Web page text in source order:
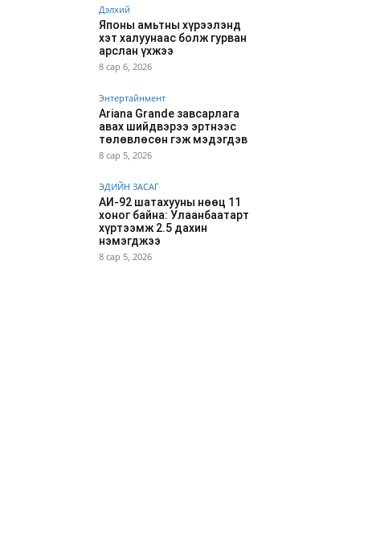
Дэлхий
Японы амьтны хүрээлэнд
хэт халуунаас болж гурван
арслан үхжээ
8 сар 6, 2026
Энтертайнмент
Ariana Grande завсарлага
авах шийдвэрээ эртнээс
төлөвлөсөн гэж мэдэгдэв
8 сар 5, 2026
ЭДИЙН ЗАСАГ
АИ-92 шатахууны нөөц 11
хоног байна: Улаанбаатарт
хүртээмж 2.5 дахин
нэмэгджээ
8 сар 5, 2026